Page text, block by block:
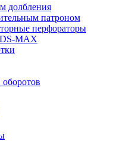
долбления
патроном
перфораторы
MAX